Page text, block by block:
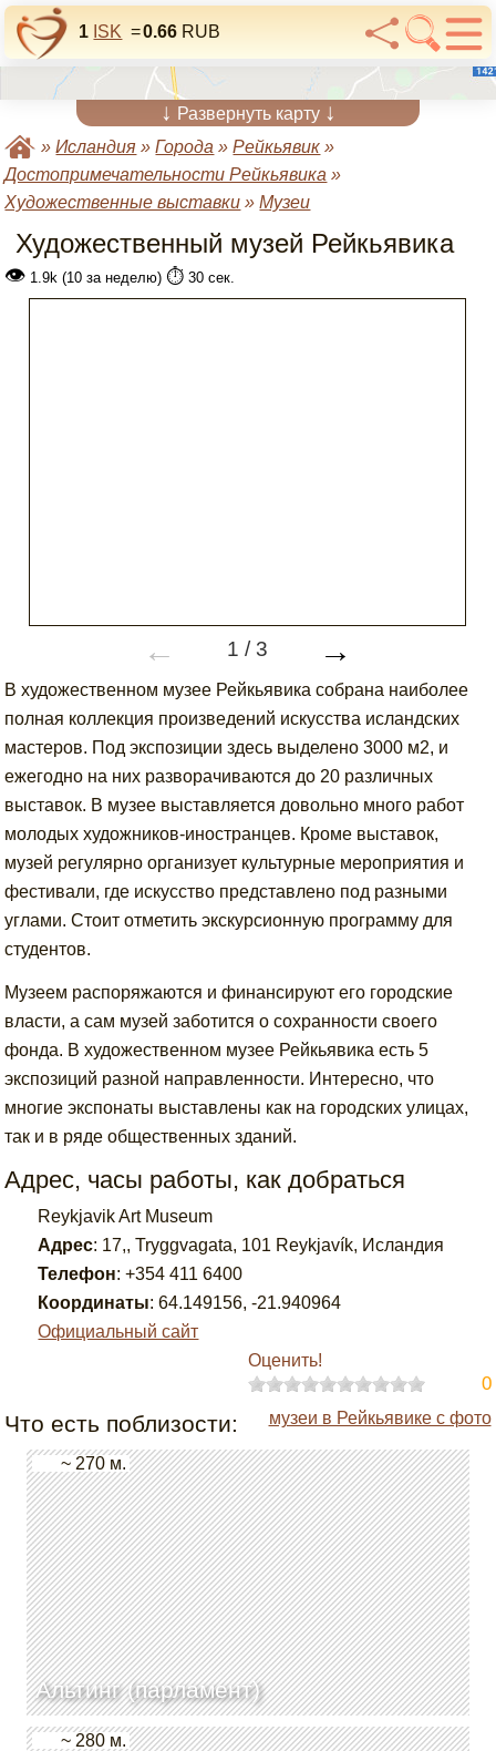
1 ISK =0.66 RUB
↓ Развернуть карту ↓
»Исландия »Города »Рейкьявик »
Достопримечательности Рейкьявика »
Художественные выставки »Музеи
Художественный музей Рейкьявика
👁 1.9k (10 за неделю) ⏱️ 30 сек.
← 1 /3 →
В художественном музее Рейкьявика собрана наиболее
полная коллекция произведений искусства исландских
мастеров. Под экспозиции здесь выделено 3000 м2, и
ежегодно на них разворачиваются до 20 различных
выставок. В музее выставляется довольно много работ
молодых художников-иностранцев. Кроме выставок,
музей регулярно организует культурные мероприятия и
фестивали, где искусство представлено под разными
углами. Стоит отметить экскурсионную программу для
студентов.
Музеем распоряжаются и финансируют его городские
власти, а сам музей заботится о сохранности своего
фонда. В художественном музее Рейкьявика есть 5
экспозиций разной направленности. Интересно, что
многие экспонаты выставлены как на городских улицах,
так и в ряде общественных зданий.
Адрес, часы работы, как добраться
Reykjavik Art Museum
Адрес: 17,, Tryggvagata, 101 Reykjavík, Исландия
Телефон:+354 411 6400
Координаты: 64.149156,-21.940964
Официальный сайт
Оценить!
0
Что есть поблизости: музеи в Рейкьявике с фото
Альтинг (парламент)
~ 270 м.
~ 280 м.